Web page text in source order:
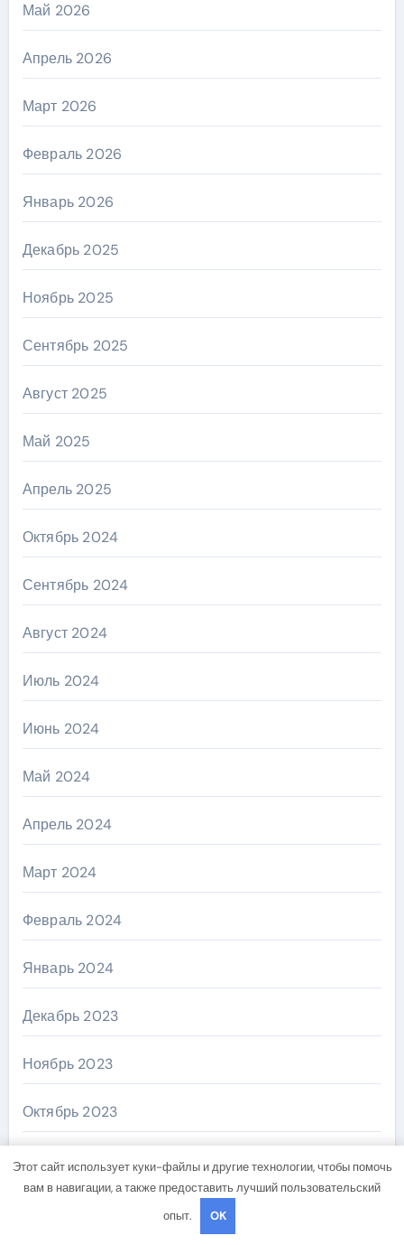
Май 2026
Апрель 2026
Март 2026
Февраль 2026
Январь 2026
Декабрь 2025
Ноябрь 2025
Сентябрь 2025
Август 2025
Май 2025
Апрель 2025
Октябрь 2024
Сентябрь 2024
Август 2024
Июль 2024
Июнь 2024
Май 2024
Апрель 2024
Март 2024
Февраль 2024
Январь 2024
Декабрь 2023
Ноябрь 2023
Октябрь 2023
Август 2023
Этот сайт использует куки-файлы и другие технологии, чтобы помочь
вам в навигации, а также предоставить лучший пользовательский
опыт.
OK